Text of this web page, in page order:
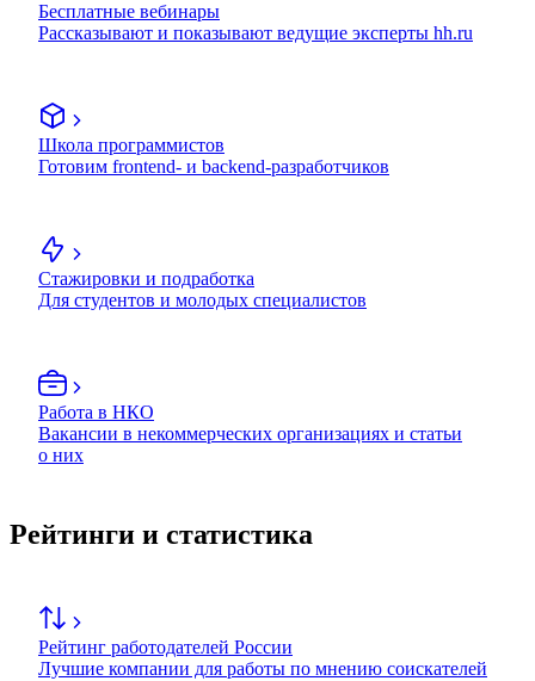
Бесплатные вебинары
Рассказывают и показывают ведущие эксперты hh.ru
Школа программистов
Готовим frontend- и backend-разработчиков
Стажировки и подработка
Для студентов и молодых специалистов
Работа в НКО
Вакансии в некоммерческих организациях и статьи
о них
Рейтинги и статистика
Рейтинг работодателей России
Лучшие компании для работы по мнению соискателей